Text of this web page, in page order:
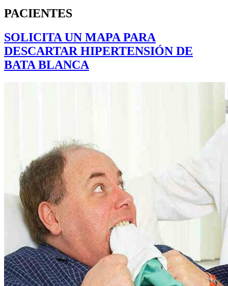
PACIENTES
SOLICITA UN MAPA PARA
DESCARTAR HIPERTENSIÓN DE
BATA BLANCA